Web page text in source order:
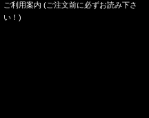
ご利用案内 (ご注文前に必ずお読み下さ
い！)